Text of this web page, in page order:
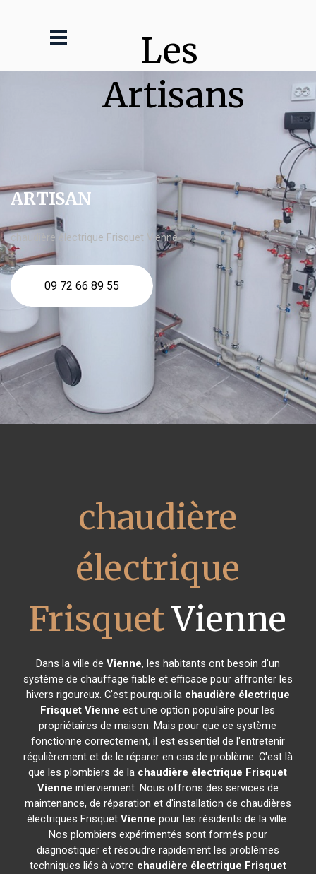
Les
Artisans
ARTISAN
chaudière électrique Frisquet Vienne
09 72 66 89 55
chaudière
électrique
FrisquetVienne
Dans la ville de Vienne, les habitants ont besoin d'un
système de chauffage fiable et efficace pour affronter les
hivers rigoureux. C'est pourquoi la chaudière électrique
Frisquet Vienne est une option populaire pour les
propriétaires de maison. Mais pour que ce système
fonctionne correctement, il est essentiel de l'entretenir
régulièrement et de le réparer en cas de problème. C'est là
que les plombiers de la chaudière électrique Frisquet
Vienne interviennent. Nous offrons des services de
maintenance, de réparation et d'installation de chaudières
électriques FrisquetVienne pour les résidents de la ville.
Nos plombiers expérimentés sont formés pour
diagnostiquer et résoudre rapidement les problèmes
techniques liés à votre chaudière électrique Frisquet